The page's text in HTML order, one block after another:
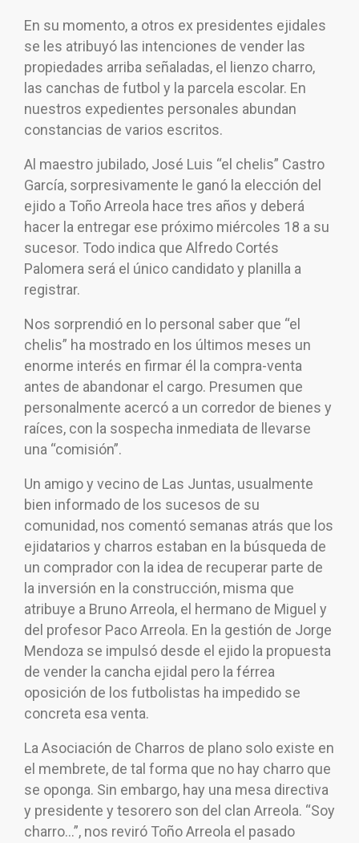
En su momento, a otros ex presidentes ejidales
se les atribuyó las intenciones de vender las
propiedades arriba señaladas, el lienzo charro,
las canchas de futbol y la parcela escolar. En
nuestros expedientes personales abundan
constancias de varios escritos.
Al maestro jubilado, José Luis “el chelis” Castro
García, sorpresivamente le ganó la elección del
ejido a Toño Arreola hace tres años y deberá
hacer la entregar ese próximo miércoles 18 a su
sucesor. Todo indica que Alfredo Cortés
Palomera será el único candidato y planilla a
registrar.
Nos sorprendió en lo personal saber que “el
chelis” ha mostrado en los últimos meses un
enorme interés en firmar él la compra-venta
antes de abandonar el cargo. Presumen que
personalmente acercó a un corredor de bienes y
raíces, con la sospecha inmediata de llevarse
una “comisión”.
Un amigo y vecino de Las Juntas, usualmente
bien informado de los sucesos de su
comunidad, nos comentó semanas atrás que los
ejidatarios y charros estaban en la búsqueda de
un comprador con la idea de recuperar parte de
la inversión en la construcción, misma que
atribuye a Bruno Arreola, el hermano de Miguel y
del profesor Paco Arreola. En la gestión de Jorge
Mendoza se impulsó desde el ejido la propuesta
de vender la cancha ejidal pero la férrea
oposición de los futbolistas ha impedido se
concreta esa venta.
La Asociación de Charros de plano solo existe en
el membrete, de tal forma que no hay charro que
se oponga. Sin embargo, hay una mesa directiva
y presidente y tesorero son del clan Arreola. “Soy
charro…”, nos reviró Toño Arreola el pasado